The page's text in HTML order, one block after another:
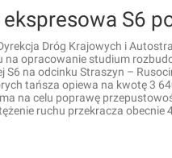
Dróg Krajowych i
na opracowanie studium
S6 na odcinku Straszyn –
tańsza opiewa na kwotę 3
na celu poprawę
ruchu przekracza obecnie